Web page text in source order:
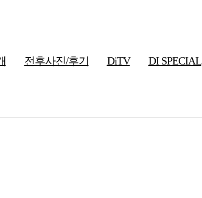
전후사진/후기 DiTV DI SPECIAL